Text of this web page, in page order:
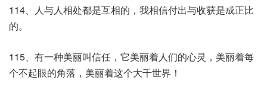
114、人与人相处都是互相的，我相信付出与收获是成正比
的。
115、有一种美丽叫信任，它美丽着人们的心灵，美丽着每
个不起眼的角落，美丽着这个大千世界！